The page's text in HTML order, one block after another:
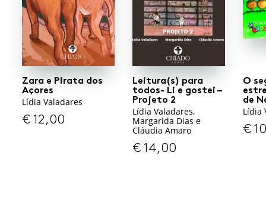
Zara e Pirata dos
Açores
Lídia Valadares
€12,00
Leitura(s) para
todos- Li e gostei –
Projeto 2
Lídia Valadares,
Margarida Dias e
Cláudia Amaro
€14,00
O
de
Lídia
€